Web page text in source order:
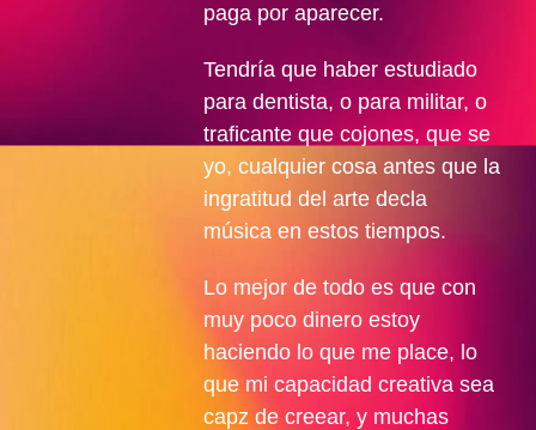
paga por aparecer.
Tendría que haber estudiado
para dentista, o para militar, o
traficante que cojones, que se
yo, cualquier cosa antes que la
ingratitud del arte decla
música en estos tiempos.
Lo mejor de todo es que con
muy poco dinero estoy
haciendo lo que me place, lo
que mi capacidad creativa sea
capz de creear, y muchas